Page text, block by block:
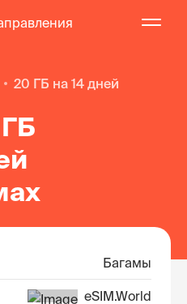
20 ГБ на 14 дней
Багамы
eSIM.World